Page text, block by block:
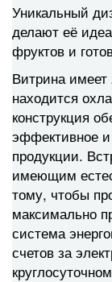
Уникальный
делают её
фруктов и
Витрина имеет
находится
конструкция
эффективное
продукции.
имеющим
тому, чтобы
максимально
система
счетов за